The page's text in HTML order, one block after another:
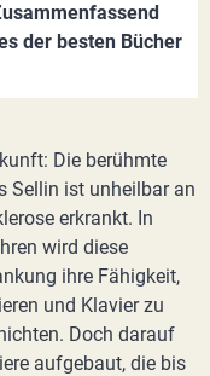
der besten Bücher
Die berühmte
Sellin ist unheilbar an
erkrankt. In
wird diese
ihre Fähigkeit,
und Klavier zu
Doch darauf
aufgebaut, die bis